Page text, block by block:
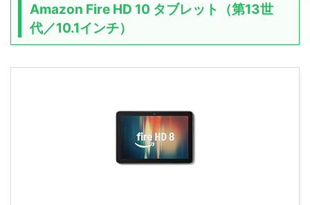
Amazon Fire HD 10 タブレット（第13世
代／10.1インチ）